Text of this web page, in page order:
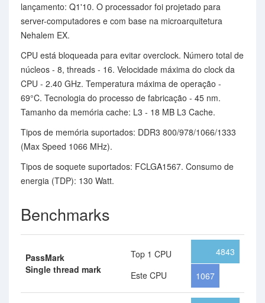
lançamento: Q1'10. O processador foi projetado para
server-computadores e com base na microarquitetura
Nehalem EX.
CPU está bloqueada para evitar overclock. Número total de
núcleos - 8, threads - 16. Velocidade máxima do clock da
CPU - 2.40 GHz. Temperatura máxima de operação -
69°C. Tecnologia do processo de fabricação - 45 nm.
Tamanho da memória cache: L3 - 18 MB L3 Cache.
Tipos de memória suportados: DDR3 800/978/1066/1333
(Max Speed 1066 MHz).
Tipos de soquete suportados: FCLGA1567. Consumo de
energia (TDP): 130 Watt.
Benchmarks
PassMark
Single thread mark
Top 1 CPU
Este CPU
4843
1067